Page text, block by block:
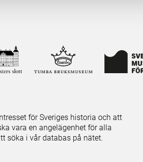
för Sveriges historia och att
vara en angelägenhet för alla
söka i vår databas på nätet.